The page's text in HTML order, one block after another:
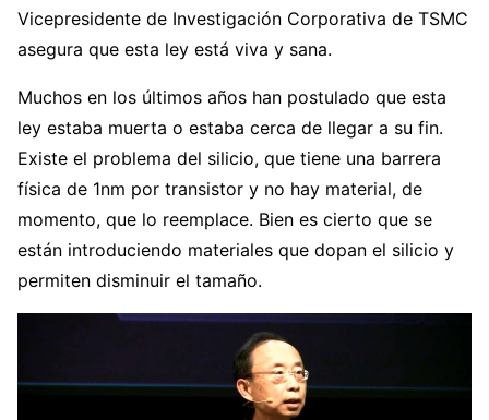
Vicepresidente de Investigación Corporativa de TSMC
asegura que esta ley está viva y sana.
Muchos en los últimos años han postulado que esta
ley estaba muerta o estaba cerca de llegar a su fin.
Existe el problema del silicio, que tiene una barrera
física de 1nm por transistor y no hay material, de
momento, que lo reemplace. Bien es cierto que se
están introduciendo materiales que dopan el silicio y
permiten disminuir el tamaño.